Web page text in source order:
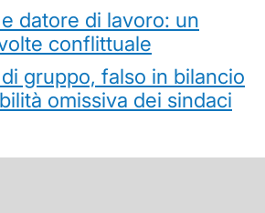
datore di lavoro: un
conflittuale
gruppo, falso in bilancio
omissiva dei sindaci